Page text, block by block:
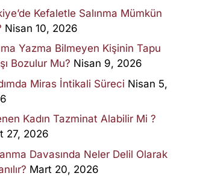
Kefaletle Salınma Mümkün
Nisan 10, 2026
Yazma Bilmeyen Kişinin Tapu
Bozulur Mu? Nisan 9, 2026
Miras İntikali Süreci Nisan 5,
Kadın Tazminat Alabilir Mi ?
27, 2026
Davasında Neler Delil Olarak
Mart 20, 2026